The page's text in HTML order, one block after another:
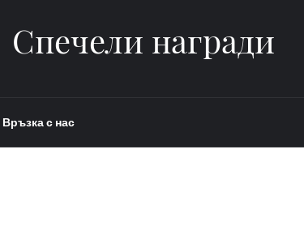
Спечели награди
Връзка с нас